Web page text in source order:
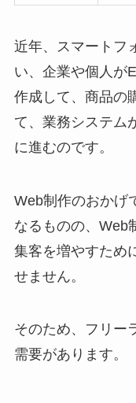
近年、スマートフ
い、企業や個人が
作成して、商品の
て、業務システム
に進むのです。
Web制作のおかげ
なるものの、Web
集客を増やすため
せません。
そのため、フリー
需要があります。